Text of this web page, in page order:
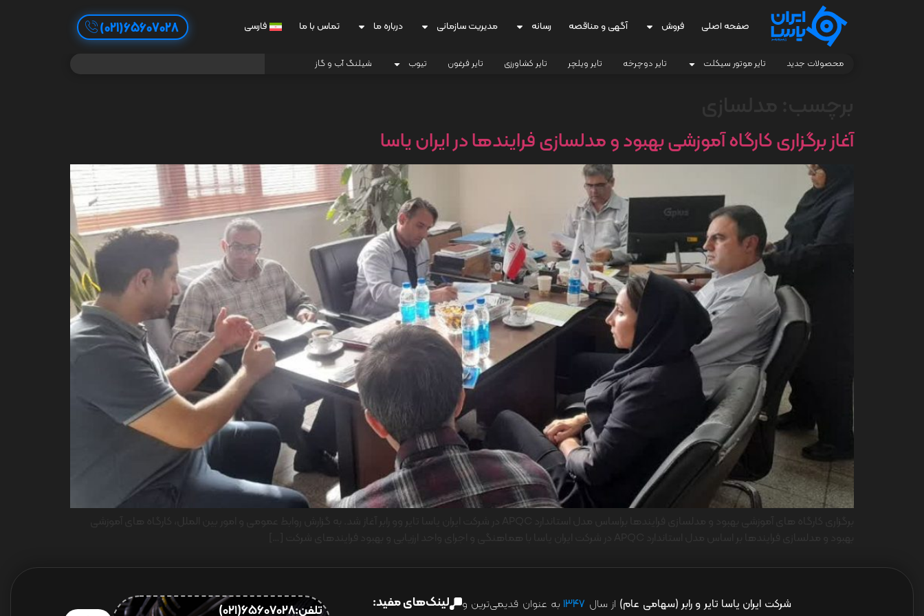
صفحه اصلی فروش آگهی و مناقصه رسانه مدیریت سازمانی درباره ما تماس با ما فارسی 65607028(021)
محصولات جدید تایر موتور سیکلت تایر دوچرخه تایر ویلچر تایر کشاورزی تایر فرغون تیوب شیلنگ آب و گاز
آغاز برگزاری کارگاه آموزشی بهبود و مدلسازی فرایندها در ایران یاسا
شرکت ایران یاسا تایر و رابر (سهامی عام) از سال ۱۳۴۷ به عنوان قدیمی‌ترین و
لینک‌های مفید: تلفن:65607028(021)